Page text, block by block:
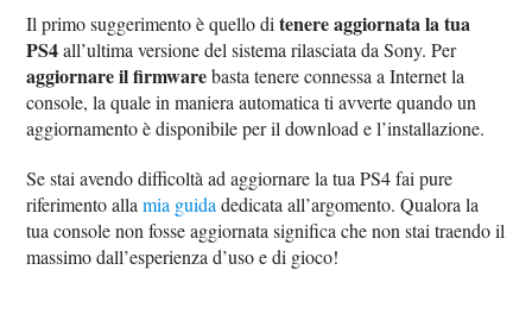
Il primo suggerimento è quello ditenere aggiornata la tua
PS4all’ultima versione del sistema rilasciata da Sony. Per
aggiornare il firmwarebasta tenere connessa a Internet la
console, la quale in maniera automatica ti avverte quando un
aggiornamento è disponibile per il download e l’installazione.
Se stai avendo difficoltà ad aggiornare la tua PS4 fai pure
riferimento allamia guida dedicata all’argomento. Qualora la
tua console non fosse aggiornata significa che non stai traendo il
massimo dall’esperienza d’uso e di gioco!